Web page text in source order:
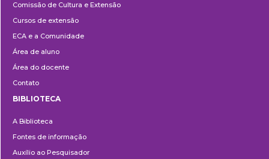
e
Extensão
Comissão de Cultura e Extensão
Cursos de extensão
ECA e a Comunidade
Área de aluno
Área do docente
Contato
BIBLIOTECA
A Biblioteca
Fontes de informação
Auxílio ao Pesquisador